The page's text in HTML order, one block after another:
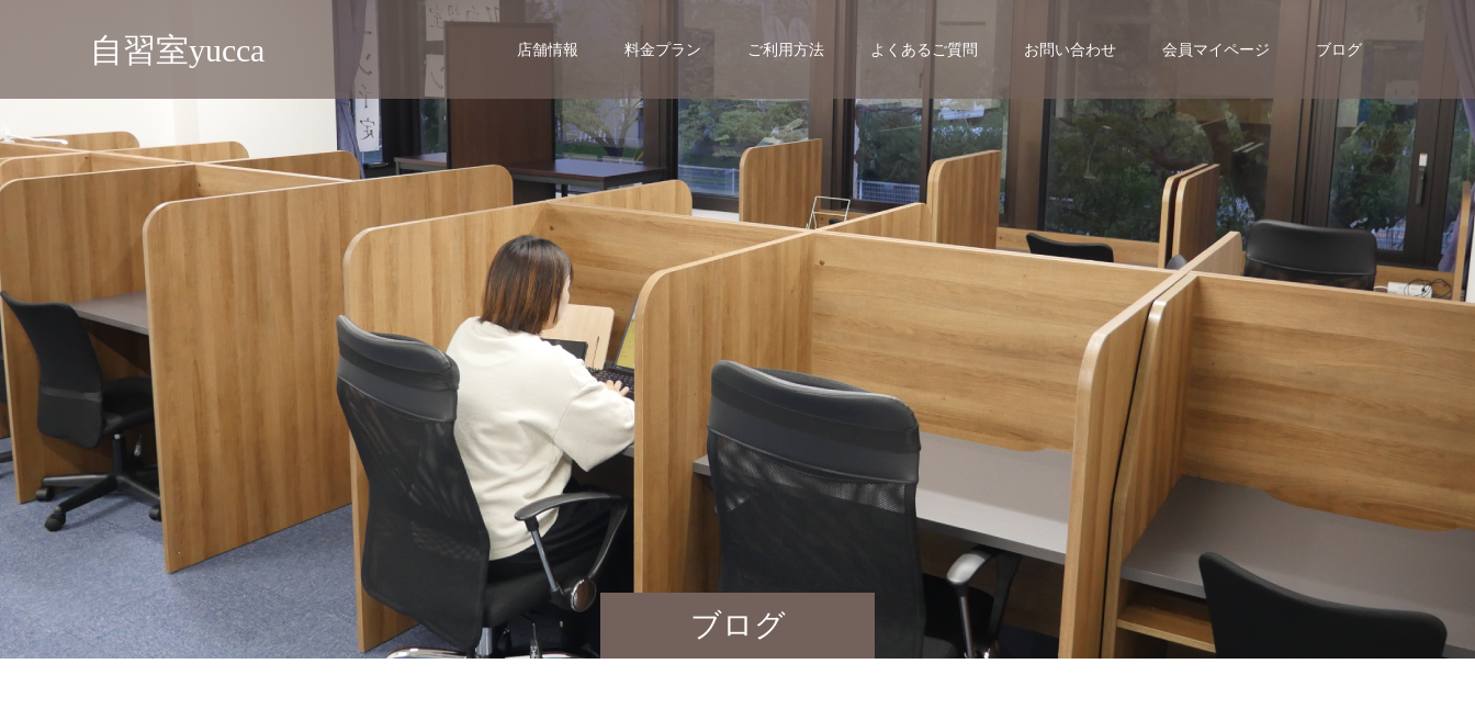
自習室yucca 店舗情報 料金プラン ご利用方法 よくあるご質問 お問い合わせ 会員マイページ ブログ
ブログ